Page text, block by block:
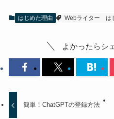
はじめた理由 Webライター は
よかったらシ
簡単！ChatGPTの登録方法